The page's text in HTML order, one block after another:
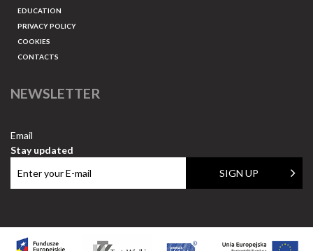
EDUCATION
PRIVACY POLICY
COOKIES
CONTACTS
NEWSLETTER
Email
Stay updated